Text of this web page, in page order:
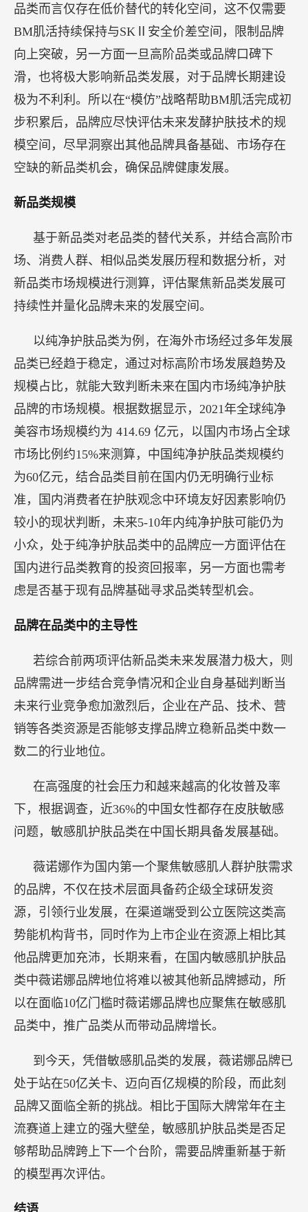
品类而言仅存在低价替代的转化空间，这不仅需要
BM肌活持续保持与SKⅡ安全价差空间，限制品牌
向上突破，另一方面一旦高阶品类或品牌口碑下
滑，也将极大影响新品类发展，对于品牌长期建设
极为不利利。所以在“模仿”战略帮助BM肌活完成初
步积累后，品牌应尽快评估未来发酵护肤技术的规
模空间，尽早洞察出其他品牌具备基础、市场存在
空缺的新品类机会，确保品牌健康发展。
新品类规模
基于新品类对老品类的替代关系，并结合高阶市
场、消费人群、相似品类发展历程和数据分析，对
新品类市场规模进行测算，评估聚焦新品类发展可
持续性并量化品牌未来的发展空间。
以纯净护肤品类为例，在海外市场经过多年发展
品类已经趋于稳定，通过对标高阶市场发展趋势及
规模占比，就能大致判断未来在国内市场纯净护肤
品牌的市场规模。根据数据显示，2021年全球纯净
美容市场规模约为 414.69 亿元，以国内市场占全球
市场比例约15%来测算，中国纯净护肤品类规模约
为60亿元，结合品类目前在国内仍无明确行业标
准，国内消费者在护肤观念中环境友好因素影响仍
较小的现状判断，未来5-10年内纯净护肤可能仍为
小众，处于纯净护肤品类中的品牌应一方面评估在
国内进行品类教育的投资回报率，另一方面也需考
虑是否基于现有品牌基础寻求品类转型机会。
品牌在品类中的主导性
若综合前两项评估新品类未来发展潜力极大，则
品牌需进一步结合竞争情况和企业自身基础判断当
未来行业竞争愈加激烈后，企业在产品、技术、营
销等各类资源是否能够支撑品牌立稳新品类中数一
数二的行业地位。
在高强度的社会压力和越来越高的化妆普及率
下，根据调查，近36%的中国女性都存在皮肤敏感
问题，敏感肌护肤品类在中国长期具备发展基础。
薇诺娜作为国内第一个聚焦敏感肌人群护肤需求
的品牌，不仅在技术层面具备药企级全球研发资
源，引领行业发展，在渠道端受到公立医院这类高
势能机构背书，同时作为上市企业在资源上相比其
他品牌更加充沛，长期来看，在国内敏感肌护肤品
类中薇诺娜品牌地位将难以被其他新品牌撼动，所
以在面临10亿门槛时薇诺娜品牌也应聚焦在敏感肌
品类中，推广品类从而带动品牌增长。
到今天，凭借敏感肌品类的发展，薇诺娜品牌已
处于站在50亿关卡、迈向百亿规模的阶段，而此刻
品牌又面临全新的挑战。相比于国际大牌常年在主
流赛道上建立的强大壁垒，敏感肌护肤品类是否足
够帮助品牌跨上下一个台阶，需要品牌重新基于新
的模型再次评估。
结语